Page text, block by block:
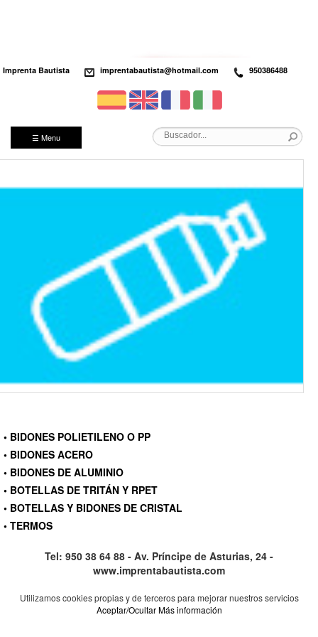
Imprenta Bautista imprentabautista@hotmail.com 950386488
☰ Menu
• BIDONES POLIETILENO O PP
• BIDONES ACERO
• BIDONES DE ALUMINIO
• BOTELLAS DE TRITÁN Y RPET
• BOTELLAS Y BIDONES DE CRISTAL
• TERMOS
Tel: 950 38 64 88 - Av. Príncipe de Asturias, 24 -
www.imprentabautista.com
Utilizamos cookies propias y de terceros para mejorar nuestros servicios
Aceptar/Ocultar Más información